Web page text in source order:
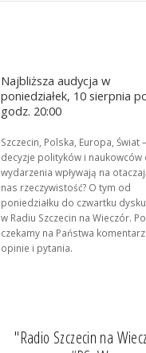
Najbliższa audycja w
poniedziałek, 10 sierpnia
godz. 20:00
Szczecin, Polska, Europa, Świat
decyzje polityków i naukowców
wydarzenia wpływają na
nas rzeczywistość? O tym od
poniedziałku do czwartku
w Radiu Szczecin na Wieczór.
czekamy na Państwa
opinie i pytania.
"Radio Szczecin na